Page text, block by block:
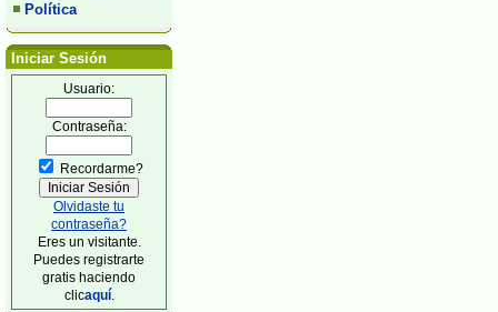
Política
Iniciar Sesión
Usuario:
Contraseña:
Recordarme?
Olvidaste tu
contraseña?
Eres un visitante.
Puedes registrarte
gratis haciendo
clicaquí.